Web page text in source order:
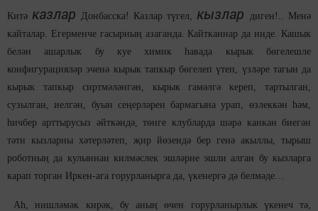
Китә казлар Донбасска! Казлар түгел, кызлар
диген!.. Менә
кайталар. Егерменче гасырның азаганда. Кайтканнар да инде. Кашык
белән ашарлык бу куе химик һавада кырык бөгелешле
конфигурацияләр эченә кырык тапкыр бөгелеп үтеп, үзләре тагын да
кырык тапкыр сиртмәләнгән, кырык гамәлгә кереп, тартылган,
сузылган, иелгән, буын сеңерләрен бармагына урап, өзлеккән һәм,
һичбер арттырусыз әйткәндә, төнге клубларда шәрә канкан биегән
тәти кызларны хәтерләтеп, җир йөзендә бер генә акыллы, тырыш
роботның да кулыннан килмәслек эшләрне эшли алган бу кызларга
карап торган Иркен-ага горурланырга да, үкенергә дә белмәде…
Аһ, нишләмәк кирәк, бу аның өчен горурланырлык үкенеч тә,